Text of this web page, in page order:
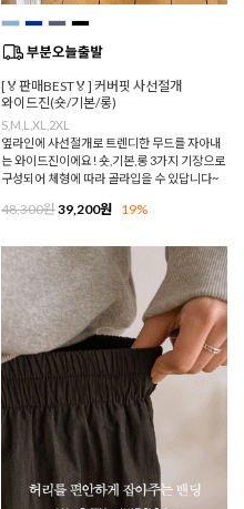
[🏅판매BEST🏅] 커버핏 사선절개
와이드진(숏/기본/롱)
S,M,L,XL,2XL
옆라인에 사선절개로 트렌디한 무드를 자아내
는 와이드진이에요! 숏,기본,롱 3가지 기장으로
구성되어 체형에 따라 골라입을 수 있답니다~
48,300원39,200원 19%